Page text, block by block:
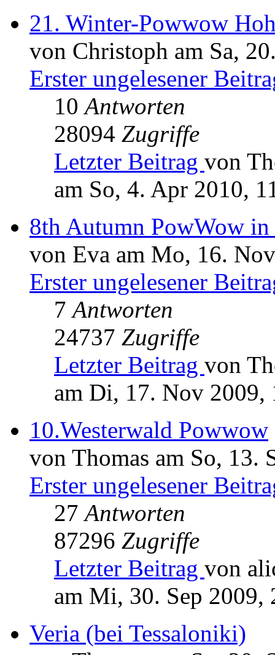
21. Winter-Powwow
von Christoph am Sa,
Erster ungelesener
10Antworten
28094 Zugriffe
Letzter Beitrag von
am So, 4. Apr 2010,
8th Autumn PowWow
von Eva am Mo, 16.
Erster ungelesener
7Antworten
24737 Zugriffe
Letzter Beitrag von
am Di, 17. Nov 2009,
10.Westerwald Powwow
von Thomas am So, 13.
Erster ungelesener
27Antworten
87296 Zugriffe
Letzter Beitrag von
am Mi, 30. Sep 2009,
Veria (bei Tessaloniki)